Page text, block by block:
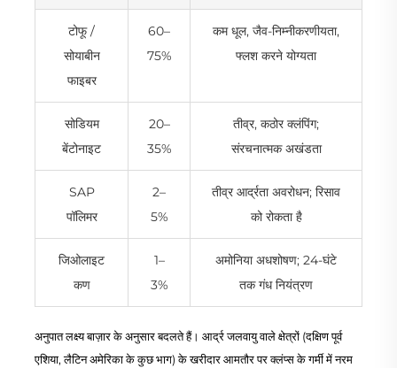
टोफू /
सोयाबीन
फाइबर
60–
75%
कम धूल, जैव-निम्नीकरणीयता,
फ्लश करने योग्यता
सोडियम
बेंटोनाइट
20–
35%
तीव्र, कठोर क्लंपिंग;
संरचनात्मक अखंडता
SAP
पॉलिमर
2–
5%
तीव्र आर्द्रता अवरोधन; रिसाव
को रोकता है
जिओलाइट
कण
1–
3%
अमोनिया अधशोषण; 24-घंटे
तक गंध नियंत्रण
अनुपात लक्ष्य बाज़ार के अनुसार बदलते हैं। आर्द्र जलवायु वाले क्षेत्रों (दक्षिण पूर्व
एशिया, लैटिन अमेरिका के कुछ भाग) के खरीदार आमतौर पर क्लंप्स के गर्मी में नरम